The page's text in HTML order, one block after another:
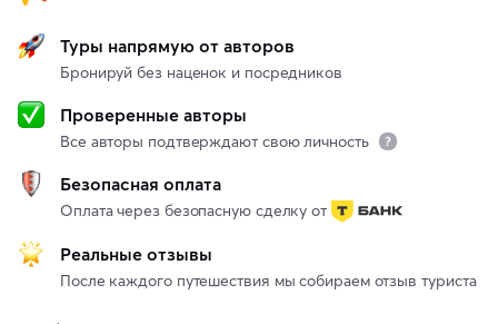
Туры напрямую от авторов
Бронируй без наценок и посредников
Проверенные авторы
Все авторы подтверждают свою личность
Безопасная оплата
Оплата через безопасную сделку от
Реальные отзывы
После каждого путешествия мы собираем отзыв туриста